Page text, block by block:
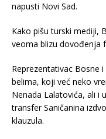
napusti Novi Sad.
Kako pišu turski mediji,
veoma blizu dovođenja
Reprezentativac Bosne
belima, koji već neko
Nenada Lalatovića, ali i
transfer Saničanina
klauzula.